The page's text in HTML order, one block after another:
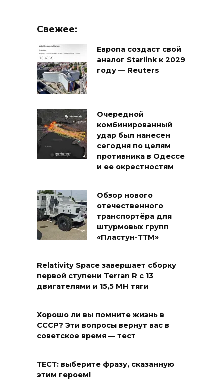
Свежее:
Европа создаст свой
аналог Starlink к 2029
году — Reuters
Очередной
комбинированный
удар был нанесен
сегодня по целям
противника в Одессе
и ее окрестностям
Обзор нового
отечественного
транспортёра для
штурмовых групп
«Пластун-ТТМ»
Relativity Space завершает сборку
первой ступени Terran R с 13
двигателями и 15,5 МН тяги
Хорошо ли вы помните жизнь в
СССР? Эти вопросы вернут вас в
советское время — тест
ТЕСТ: выберите фразу, сказанную
этим героем!